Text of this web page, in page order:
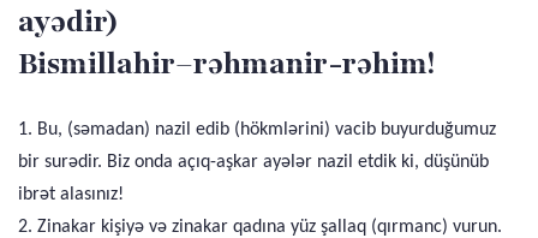
ayədir)
Bismillahir–rəhmanir-rəhim!
1. Bu, (səmadan) nazil edib (hökmlərini) vacib buyurduğumuz
bir surədir. Biz onda açıq-aşkar ayələr nazil etdik ki, düşünüb
ibrət alasınız!
2. Zinakar kişiyə və zinakar qadına yüz şallaq (qırmanc) vurun.